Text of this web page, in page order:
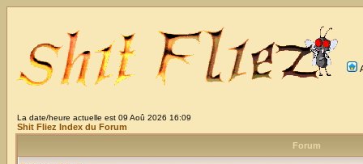
La date/heure actuelle est 09 Aoû 2026 16:09
Shit Fliez Index du Forum
Forum